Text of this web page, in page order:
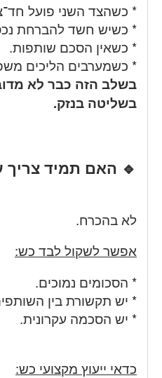
* כשהצד השני פועל
* כשיש חשד להברחת
* כשאין הסכם שותפות.
* כשמערבים הליכים
בשלב הזה כבר לא
בשליטה בנזק.
🔹 האם תמיד צריך
לא בהכרח.
אפשר לשקול לבד כש:
* הסכומים נמוכים.
* יש תקשורת בין
* יש הסכמה עקרונית.
כדאי ייעוץ מקצועי כש: